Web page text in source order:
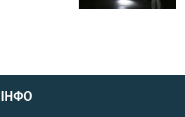
ІНФО